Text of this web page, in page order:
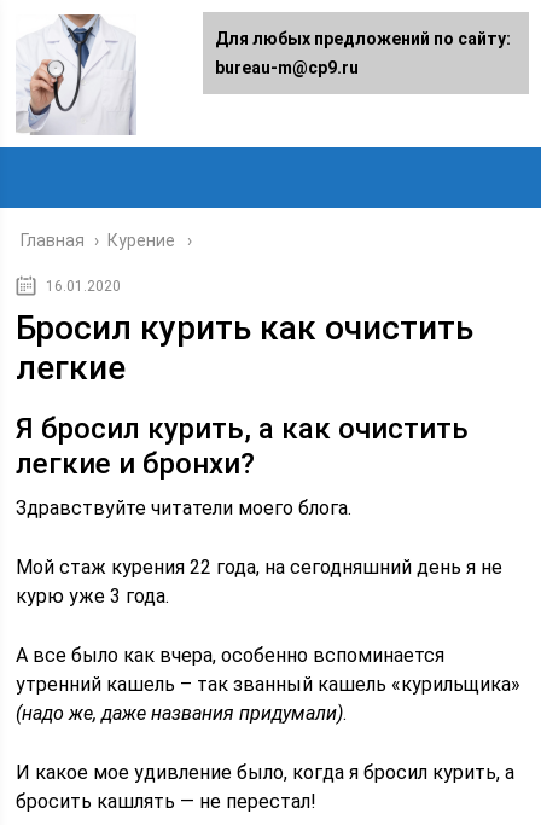
Главная › Курение
16.01.2020
Бросил курить как очистить
легкие
Я бросил курить, а как очистить
легкие и бронхи?
Здравствуйте читатели моего блога.
Мой стаж курения 22 года, на сегодняшний день я не
курю уже 3 года.
А все было как вчера, особенно вспоминается
утренний кашель – так званный кашель «курильщика»
(надо же, даже названия придумали).
И какое мое удивление было, когда я бросил курить, а
бросить кашлять — не перестал!
Для любых предложений по сайту:
bureau-m@cp9.ru